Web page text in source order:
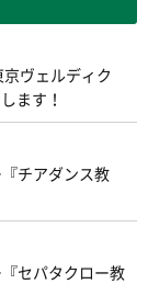
ヴェルディク
ます！
チアダンス教
セパタクロー教